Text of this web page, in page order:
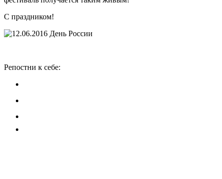
С праздником!
Репостни к себе: